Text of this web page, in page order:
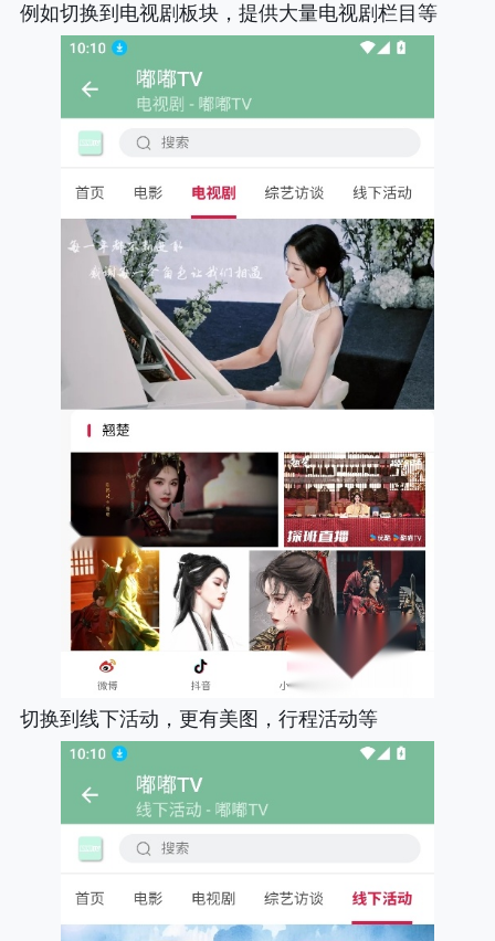
例如切换到电视剧板块，提供大量电视剧栏目等
切换到线下活动，更有美图，行程活动等